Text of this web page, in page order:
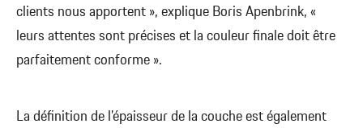
clients nous apportent », explique Boris Apenbrink, «
leurs attentes sont précises et la couleur finale doit être
parfaitement conforme ».
La définition de l’épaisseur de la couche est également